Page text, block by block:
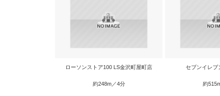
ローソンストア100 LS金沢町屋町店
約248m／4分
セブンイレブ
約